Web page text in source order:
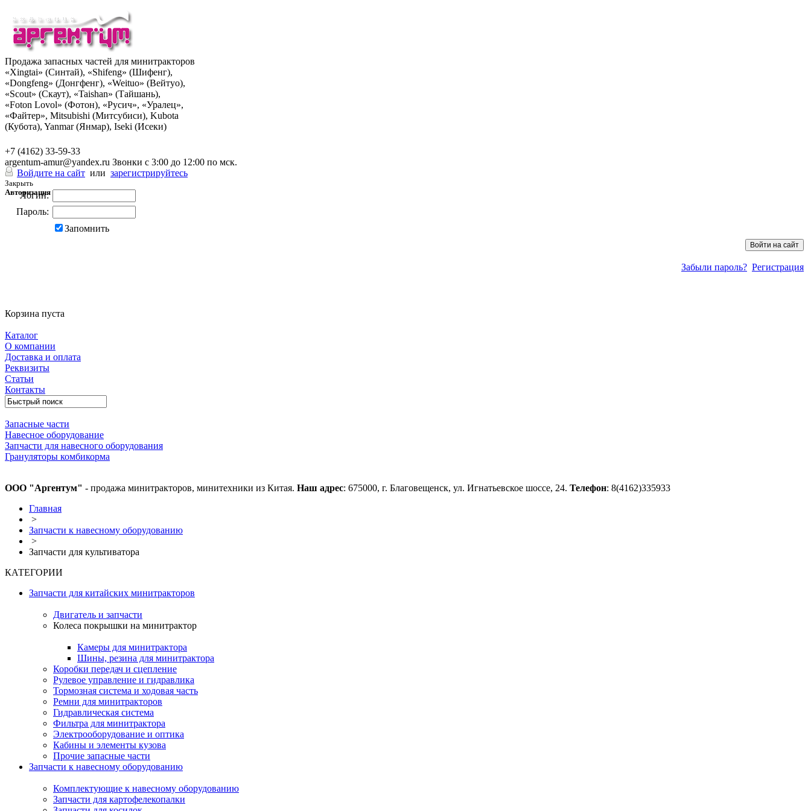
Продажа запасных частей для минитракторов
«Xingtai» (Синтай), «Shifeng» (Шифенг),
«Dongfeng» (Донгфенг), «Weituo» (Вейтуо),
«Scout» (Скаут), «Taishan» (Тайшань),
«Foton Lovol» (Фотон), «Русич», «Уралец»,
«Файтер», Mitsubishi (Митсубиси), Kubota
(Кубота), Yanmar (Янмар), Iseki (Исеки)
+7 (4162) 33-59-33
argentum-amur@yandex.ru Звонки с 3:00 до 12:00 по мск.
Войдите на сайт или зарегистрируйтесь
Закрыть
Авторизация
Логин:
Пароль:
Запомнить
Забыли пароль? Регистрация
Корзина пуста
Каталог
О компании
Доставка и оплата
Реквизиты
Статьи
Контакты
Запасные части
Навесное оборудование
Запчасти для навесного оборудования
Грануляторы комбикорма
ООО "Аргентум" - продажа минитракторов, минитехники из Китая. Наш адрес: 675000, г. Благовещенск, ул. Игнатьевское шоссе, 24. Телефон: 8(4162)335933
Главная
>
Запчасти к навесному оборудованию
>
Запчасти для культиватора
КАТЕГОРИИ
Запчасти для китайских минитракторов
Двигатель и запчасти
Колеса покрышки на минитрактор
Камеры для минитрактора
Шины, резина для минитрактора
Коробки передач и сцепление
Рулевое управление и гидравлика
Тормозная система и ходовая часть
Ремни для минитракторов
Гидравлическая система
Фильтра для минитрактора
Электрооборудование и оптика
Кабины и элементы кузова
Прочие запасные части
Запчасти к навесному оборудованию
Комплектующие к навесному оборудованию
Запчасти для картофелекопалки